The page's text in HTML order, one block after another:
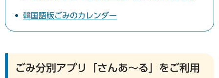
韓国語版ごみのカレンダー
ごみ分別アプリ「さんあ～る」をご利用